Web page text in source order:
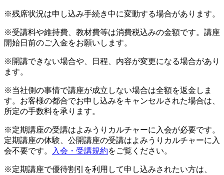
※残席状況は申し込み手続き中に変動する場合があります。
※受講料や維持費、教材費等は消費税込みの金額です。講座
開始日前のご入金をお願いします。
※開講できない場合や、日程、内容が変更になる場合があり
ます。
※当社側の事情で講座が成立しない場合は全額を返金しま
す。お客様の都合でお申し込みをキャンセルされた場合は、
所定の手数料を承ります。
※定期講座の受講はよみうりカルチャーに入会が必要です。
定期講座の体験、公開講座の受講はよみうりカルチャーに入
会不要です。
入会・受講規約をご覧ください。
※定期講座で優待割引を利用して申し込みされたい方は、